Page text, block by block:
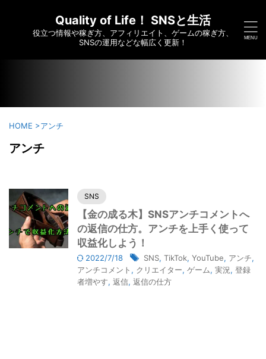
yumei.com/wp-content/themes/affinger/functions.php on
7910
Quality of Life！ SNSと生活
役立つ情報や稼ぎ方、アフィリエイト、ゲームの稼ぎ方、
SNSの運用などな幅広く更新！
HOME >アンチ
アンチ
SNS
【金の成る木】SNSアンチコメントへ
の返信の仕方。アンチを上手く使って
収益化しよう！
2022/7/18 SNS, TikTok, YouTube, アンチ,
アンチコメント , クリエイター, ゲーム, 実況, 登録
者増やす, 返信, 返信の仕方